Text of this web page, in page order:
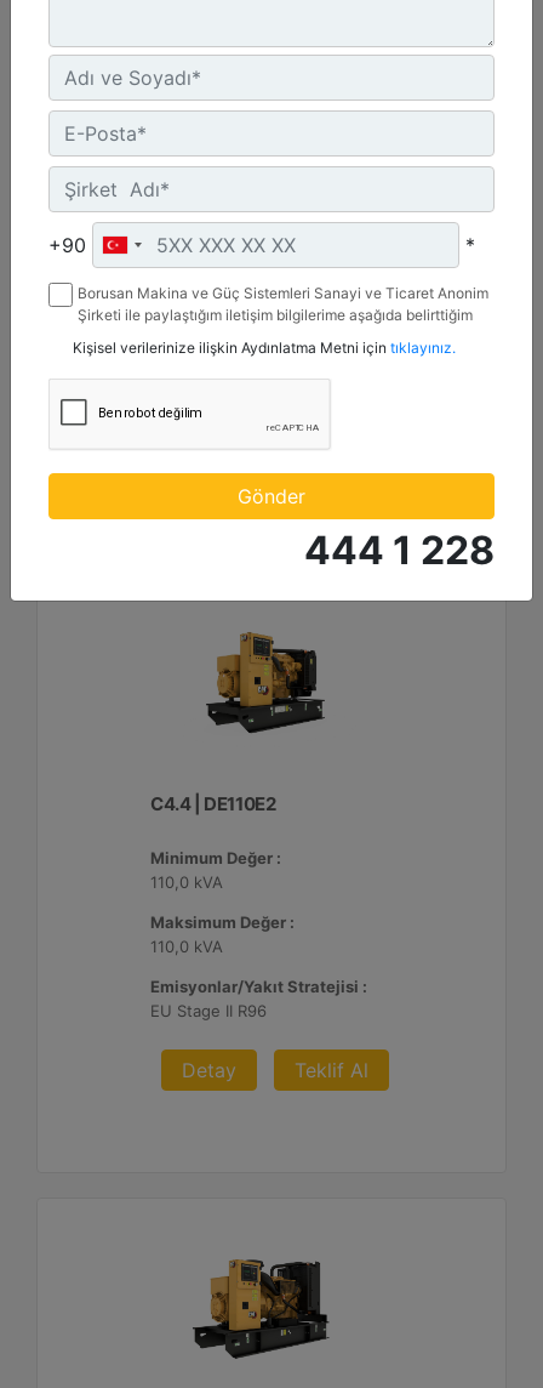
C4.4 | DE88E0
Minimum Değer :
88 kVA
Maksimum Değer :
88 kVA
Detay Teklif Al
C4.4 | DE110E2
Minimum Değer :
110,0 kVA
Maksimum Değer :
110,0 kVA
Emisyonlar/Yakıt Stratejisi :
EU Stage II R96
Detay Teklif Al
+90 *
Borusan Makina ve Güç Sistemleri Sanayi ve Ticaret Anonim
Şirketi ile paylaştığım iletişim bilgilerime aşağıda belirttiğim
mesaj gönderilmesine izin veriyorum.
Kişisel verilerinize ilişkin Aydınlatma Metni için tıklayınız.
Gönder
444 1 228